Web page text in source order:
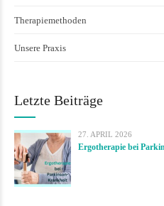
Therapiemethoden
Unsere Praxis
Letzte Beiträge
27. APRIL 2026
Ergotherapie bei